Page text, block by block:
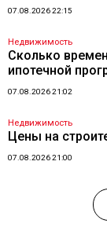
07.08.2026 22:15
Недвижимость
Сколько
ипотечной
07.08.2026 21:02
Недвижимость
Цены на
07.08.2026 21:00